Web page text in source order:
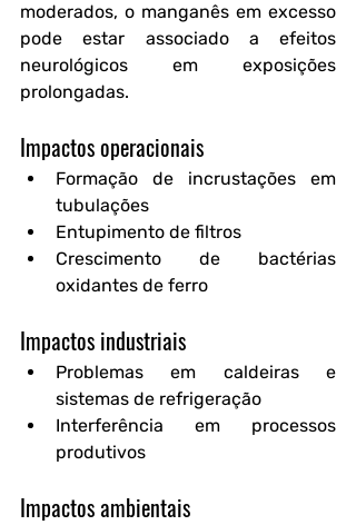
moderados, o manganês em excesso
pode estar associado a efeitos
neurológicos em exposições
prolongadas.
Impactos operacionais
Formação de incrustações em
tubulações
Entupimento de filtros
Crescimento de bactérias
oxidantes de ferro
Impactos industriais
Problemas em caldeiras e
sistemas de refrigeração
Interferência em processos
produtivos
Impactos ambientais